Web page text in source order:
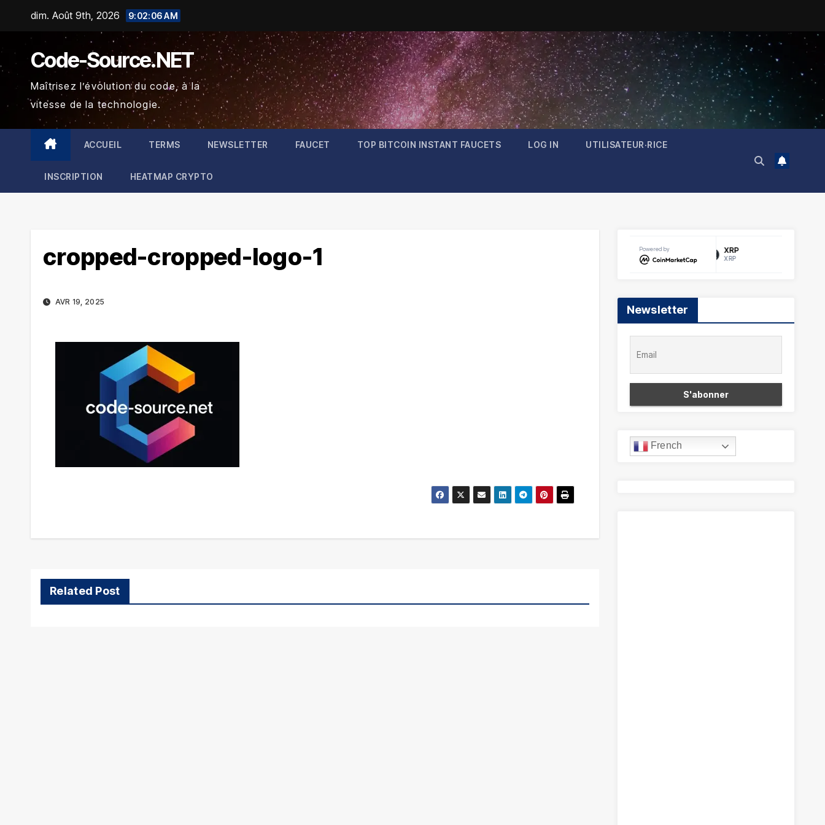
dim. Août 9th, 2026 9:02:06 AM
Code-Source.NET
Maîtrisez l’évolution du code, à la
vitesse de la technologie.
ACCUEIL TERMS NEWSLETTER FAUCET TOP BITCOIN INSTANT FAUCETS LOG IN UTILISATEUR·RICE
INSCRIPTION HEATMAP CRYPTO
cropped-cropped-logo-1
AVR 19, 2025
Related Post
Powered by
$46.20
1.44% XRP
Newsletter
French